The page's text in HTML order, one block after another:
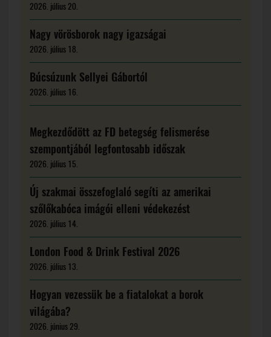
2026. július 20.
Nagy vörösborok nagy igazságai
2026. július 18.
Búcsúzunk Sellyei Gábortól
2026. július 16.
Megkezdődött az FD betegség felismerése
szempontjából legfontosabb időszak
2026. július 15.
Új szakmai összefoglaló segíti az amerikai
szőlőkabóca imágói elleni védekezést
2026. július 14.
London Food & Drink Festival 2026
2026. július 13.
Hogyan vezessük be a fiatalokat a borok
világába?
2026. június 29.